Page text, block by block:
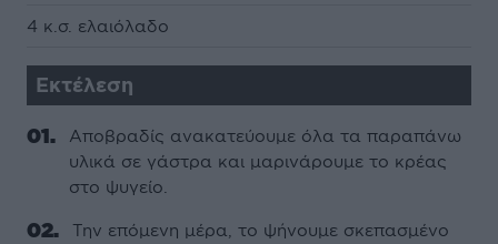
4 κ.σ. ελαιόλαδο
Εκτέλεση
Αποβραδίς ανακατεύουμε όλα τα παραπάνω
υλικά σε γάστρα και μαρινάρουμε το κρέας
στο ψυγείο.
Την επόμενη μέρα, το ψήνουμε σκεπασμένο